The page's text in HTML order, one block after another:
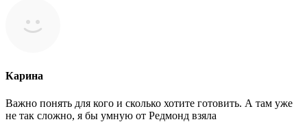
Карина
Важно понять для кого и сколько хотите готовить. А там уже
не так сложно, я бы умную от Редмонд взяла